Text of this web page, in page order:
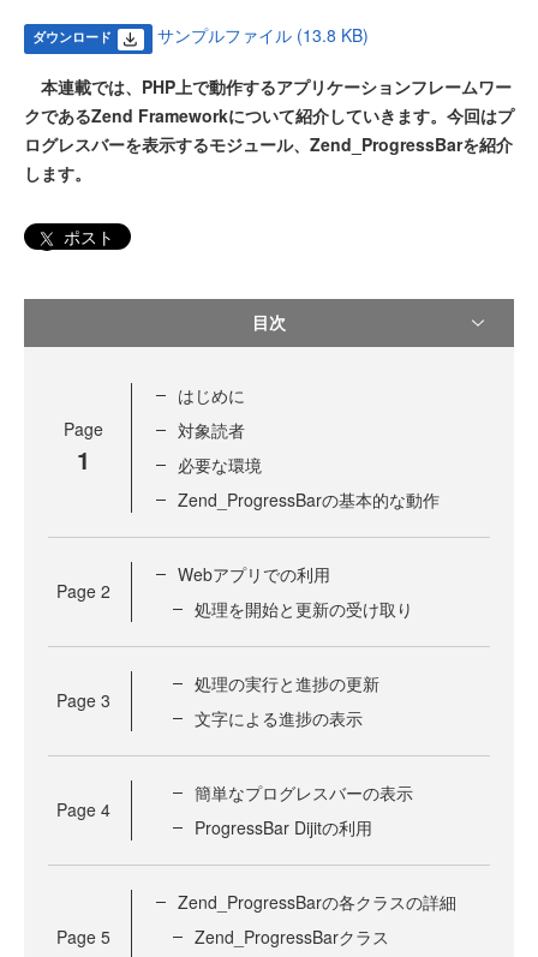
ダウンロード サンプルファイル (13.8 KB)
本連載では、PHP上で動作するアプリケーションフレームワー
クであるZend Frameworkについて紹介していきます。今回はプ
ログレスバーを表示するモジュール、Zend_ProgressBarを紹介
します。
ポスト
目次
Page
1
はじめに
対象読者
必要な環境
Zend_ProgressBarの基本的な動作
Page 2
Webアプリでの利用
処理を開始と更新の受け取り
Page 3
処理の実行と進捗の更新
文字による進捗の表示
Page 4
簡単なプログレスバーの表示
ProgressBar Dijitの利用
Page 5
Zend_ProgressBarの各クラスの詳細
Zend_ProgressBarクラス